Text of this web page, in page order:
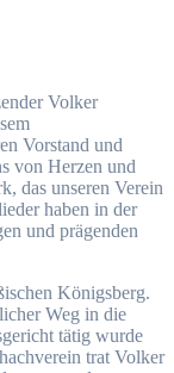
Volker
Vorstand und
von Herzen und
das unseren Verein
haben in der
und prägenden
Königsberg.
Weg in die
tätig wurde
trat Volker